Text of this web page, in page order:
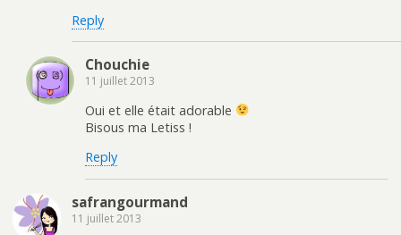
Reply
Chouchie
11 juillet 2013
Oui et elle était adorable
Bisous ma Letiss !
Reply
safrangourmand
11 juillet 2013